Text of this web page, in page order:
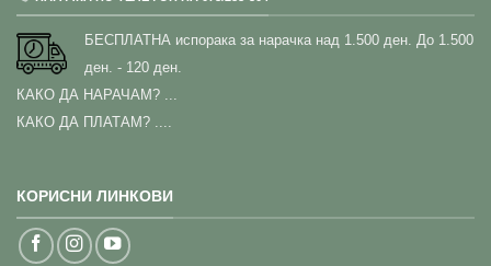
БЕСПЛАТНА испорака за нарачка над 1.500 ден. До 1.500
ден. - 120 ден.
КАКО ДА НАРАЧАМ? ...
КАКО ДА ПЛАТАМ? ....
КОРИСНИ ЛИНКОВИ